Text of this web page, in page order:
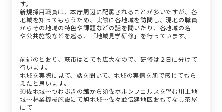
す。
新規採用職員は、本庁周辺に配属されることが多いですが、各
地域を知ってもらうため、実際に各地域を訪問し、現地の職員
からその地域の特色や課題などの話を聞いたり、各地域の名所
や公共施設などを巡る、「地域見学研修」を行っています。
前述のとおり、萩市はとても広大なので、研修は２日に分けて
行います。
地域を実際に見て、話を聞いて、地域の実情を肌で感じてもら
えたと思います。
須佐地域～つわぶきの館から須佐ホルンフェルスを望む川上地
域～林業機械施設にて旭地域～佐々並伝建地区おもてなし茶屋
にて